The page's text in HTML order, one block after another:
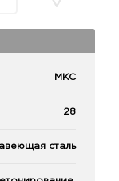
МКС
28
сталь